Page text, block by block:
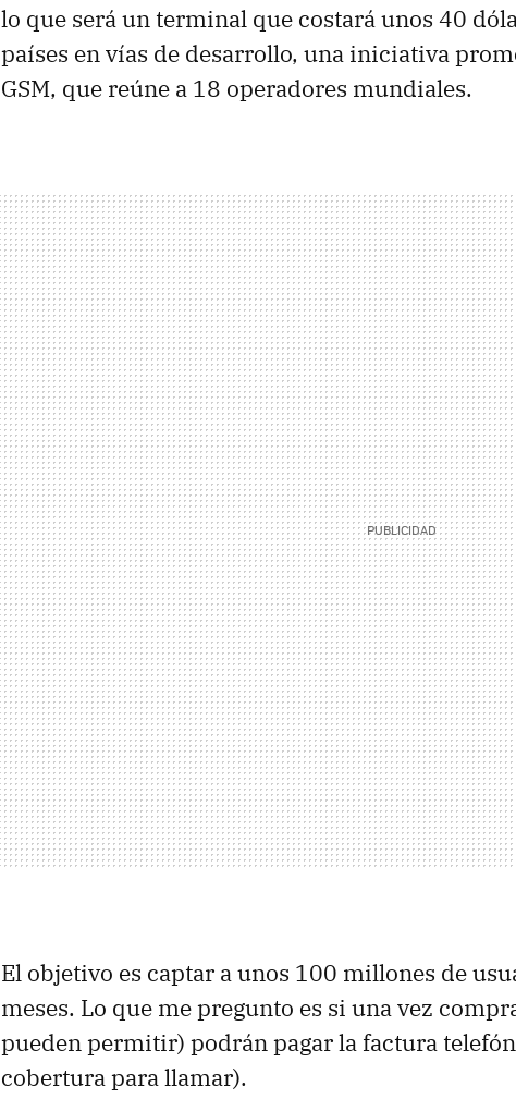
lo que será un terminal que costará unos 40
países en vías de desarrollo, una iniciativa
GSM, que reúne a 18 operadores mundiales.
El objetivo es captar a unos 100 millones de
meses. Lo que me pregunto es si una vez
pueden permitir) podrán pagar la factura
cobertura para llamar).